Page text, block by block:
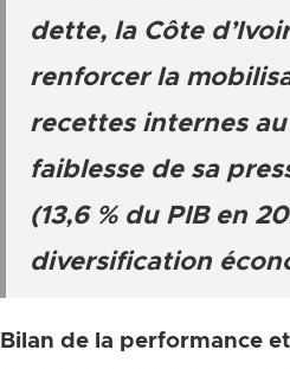
dette, la Côte
renforcer la
recettes internes
faiblesse de sa
(13,6 % du PIB en
diversification
Bilan de la performance